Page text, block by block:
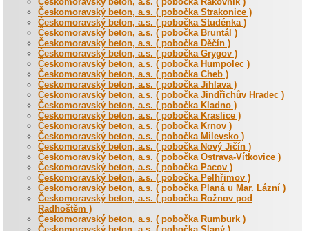
Českomoravský beton, a.s. ( pobočka Strakonice )
Českomoravský beton, a.s. ( pobočka Studénka )
Českomoravský beton, a.s. ( pobočka Bruntál )
Českomoravský beton, a.s. ( pobočka Děčín )
Českomoravský beton, a.s. ( pobočka Grygov )
Českomoravský beton, a.s. ( pobočka Humpolec )
Českomoravský beton, a.s. ( pobočka Cheb )
Českomoravský beton, a.s. ( pobočka Jihlava )
Českomoravský beton, a.s. ( pobočka Jindřichův Hradec )
Českomoravský beton, a.s. ( pobočka Kladno )
Českomoravský beton, a.s. ( pobočka Kraslice )
Českomoravský beton, a.s. ( pobočka Krnov )
Českomoravský beton, a.s. ( pobočka Milevsko )
Českomoravský beton, a.s. ( pobočka Nový Jičín )
Českomoravský beton, a.s. ( pobočka Ostrava-Vítkovice )
Českomoravský beton, a.s. ( pobočka Pacov )
Českomoravský beton, a.s. ( pobočka Pelhřimov )
Českomoravský beton, a.s. ( pobočka Planá u Mar. Lázní )
Českomoravský beton, a.s. ( pobočka Rožnov pod
Radhoštěm )
Českomoravský beton, a.s. ( pobočka Rumburk )